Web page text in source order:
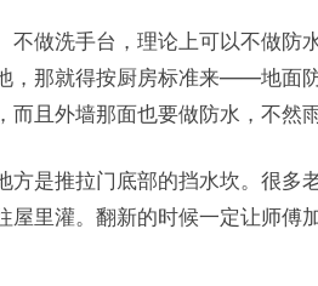
做洗手台，理论上可以不做防
，那就得按厨房标准来——地面
且外墙那面也要做防水，不然
方是推拉门底部的挡水坎。很多
屋里灌。翻新的时候一定让师傅